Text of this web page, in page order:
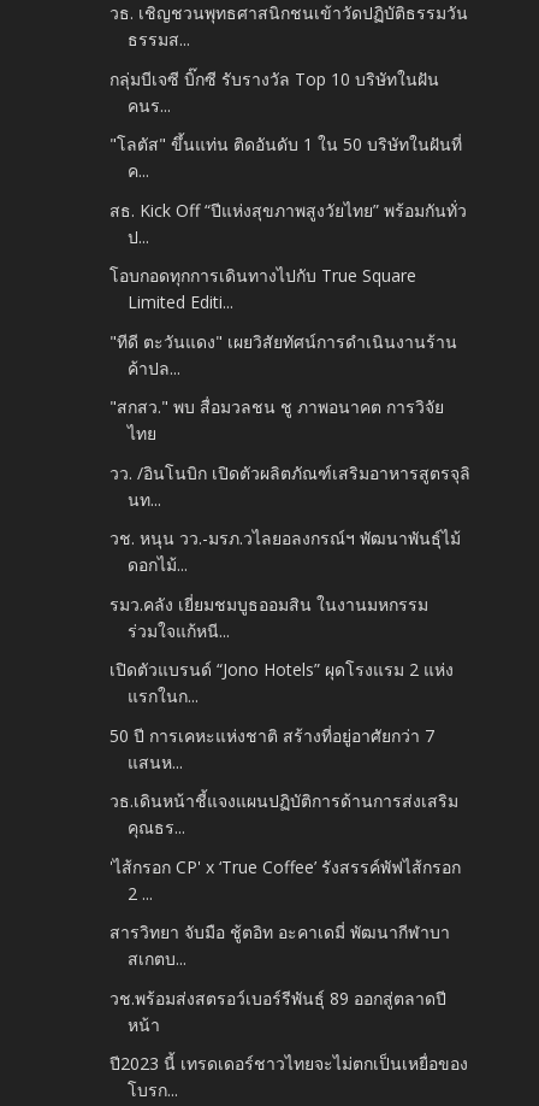
​วธ. เชิญชวนพุทธศาสนิกชนเข้าวัดปฏิบัติธรรมวัน
ธรรมส...
กลุ่มบีเจซี บิ๊กซี รับรางวัล Top 10 บริษัทในฝัน
คนร...
"โลตัส" ขึ้นแท่น ติดอันดับ 1 ใน 50 บริษัทในฝันที่
ค...
สธ. Kick Off “ปีแห่งสุขภาพสูงวัยไทย” พร้อมกันทั่ว
ป...
โอบกอดทุกการเดินทางไปกับ True Square
Limited Editi...
"ทีดี ตะวันแดง" เผยวิสัยทัศน์การดำเนินงานร้าน
ค้าปล...
"สกสว." พบ สื่อมวลชน ชู ภาพอนาคต การวิจัย
ไทย
วว. /อินโนบิก เปิดตัวผลิตภัณฑ์เสริมอาหารสูตรจุลิ
นท...
วช. หนุน วว.-มรภ.วไลยอลงกรณ์ฯ พัฒนาพันธุ์ไม้
ดอกไม้...
รมว.คลัง เยี่ยมชมบูธออมสิน ในงานมหกรรม
ร่วมใจแก้หนี...
เปิดตัวแบรนด์ “Jono Hotels” ผุดโรงแรม 2 แห่ง
แรกในก...
50 ปี การเคหะแห่งชาติ สร้างที่อยู่อาศัยกว่า 7
แสนห...
วธ.เดินหน้าชี้แจงแผนปฏิบัติการด้านการส่งเสริม
คุณธร...
'ไส้กรอก CP' x ‘True Coffee’ รังสรรค์พัฟไส้กรอก
2 ...
สารวิทยา จับมือ ชู้ตอิท อะคาเดมี่ พัฒนากีฬาบา
สเกตบ...
วช.พร้อมส่งสตรอว์เบอร์รีพันธุ์ 89 ออกสู่ตลาดปี
หน้า
ปี2023 นี้ เทรดเดอร์ชาวไทยจะไม่ตกเป็นเหยื่อของ
โบรก...